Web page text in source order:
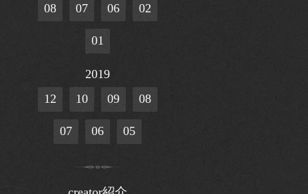
08 07 06 02
01
2019
12
10 09 08
07 06 05